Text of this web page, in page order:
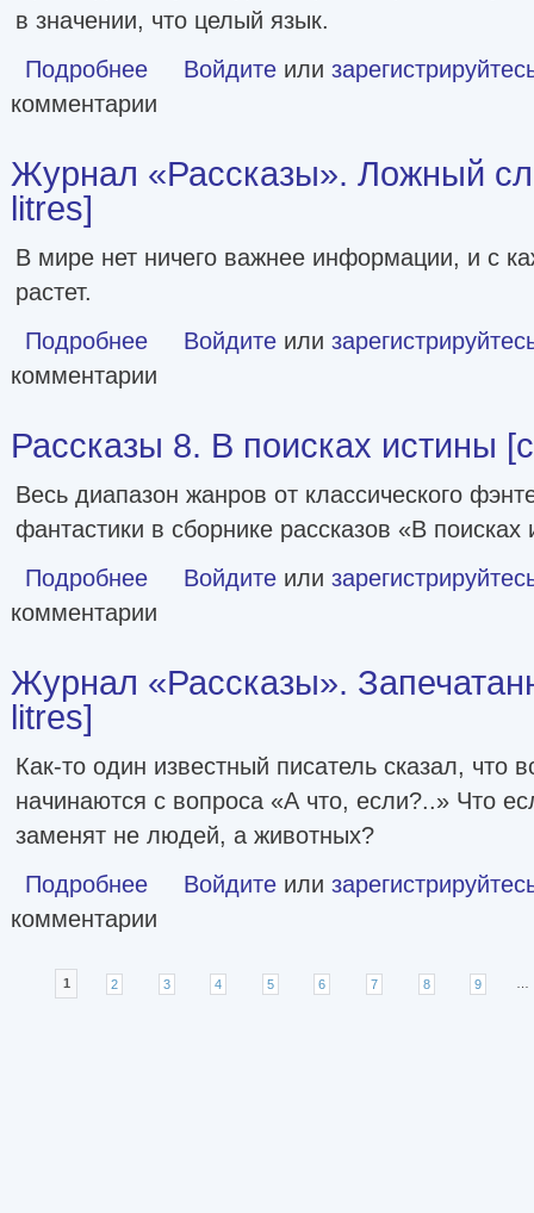
в значении, что целый язык.
Подробнее о Журнал «Рассказы». Твой иллюзорный мир [сборник
Войдите или
комментарии
Журнал «Рассказы». Ложный
litres]
В мире нет ничего важнее информации, и с
растет.
Подробнее о Журнал «Рассказы». Ложный след [сборник litres]
Войдите или
комментарии
Рассказы 8. В поисках истины
Весь диапазон жанров от классического
фантастики в сборнике рассказов «В поисках
Подробнее о Рассказы 8. В поисках истины [сборник litres]
Войдите или
комментарии
Журнал «Рассказы».
litres]
Как-то один известный писатель сказал, что
начинаются с вопроса «А что, если?..» Что
заменят не людей, а животных?
Подробнее о Журнал «Рассказы». Запечатанный мир [сборник litres]
Войдите или
комментарии
Страницы
1 2 3 4 5 6 7 8 9 …